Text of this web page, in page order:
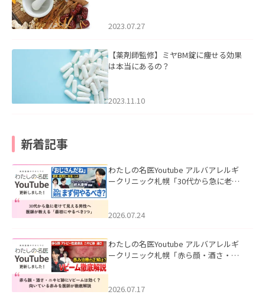
2023.07.27
【薬剤師監修】ミヤBM錠に痩せる効果
は本当にあるの？
2023.11.10
新着記事
わたしの名医Youtube アルバアレルギ
ークリニック札幌「30代から急に老け
た。
2026.07.24
わたしの名医Youtube アルバアレルギ
ークリニック札幌「赤ら顔・酒さ・ニ
した。
2026.07.17